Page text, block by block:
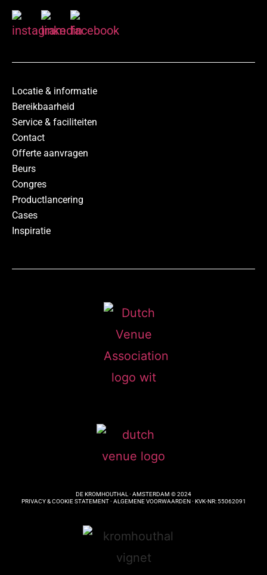
Locatie & informatie
Bereikbaarheid
Service & faciliteiten
Contact
Offerte aanvragen
Beurs
Congres
Productlancering
Cases
Inspiratie
DE KROMHOUTHAL · AMSTERDAM © 2024
PRIVACY & COOKIE STATEMENT · ALGEMENE VOORWAARDEN· KVK-NR: 55062091